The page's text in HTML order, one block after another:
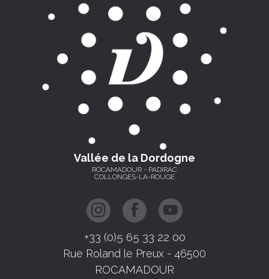
Vallée de la Dordogne
ROCAMADOUR - PADIRAC
COLLONGES-LA-ROUGE
+33 (0)5 65 33 22 00
Rue Roland le Preux - 46500
ROCAMADOUR